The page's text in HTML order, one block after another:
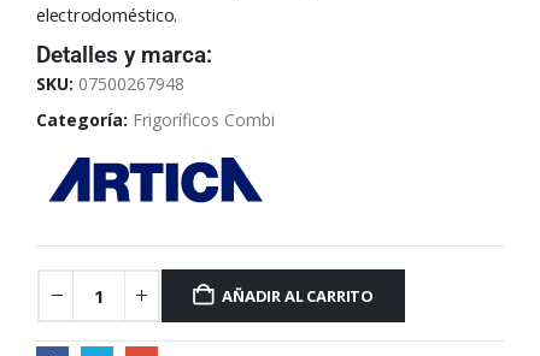
electrodoméstico.
Detalles y marca:
SKU: 07500267948
Categoría: Frigoríficos Combi
AÑADIR AL CARRITO